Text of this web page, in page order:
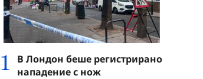
1
В Лондон беше регистрирано
нападение с нож